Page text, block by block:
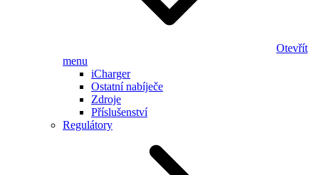
Otevřít
menu
iCharger
Ostatní nabíječe
Zdroje
Příslušenství
Regulátory